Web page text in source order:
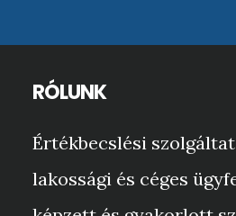
RÓLUNK
Értékbecslési
lakossági és céges